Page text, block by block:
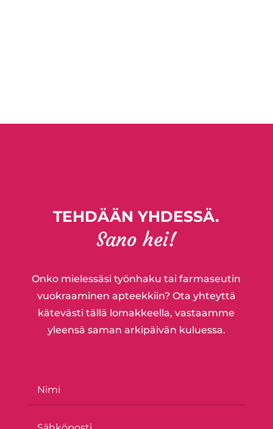
TEHDÄÄN YHDESSÄ.
Sano hei!
Onko mielessäsi työnhaku tai farmaseutin
vuokraaminen apteekkiin? Ota yhteyttä
kätevästi tällä lomakkeella, vastaamme
yleensä saman arkipäivän kuluessa.